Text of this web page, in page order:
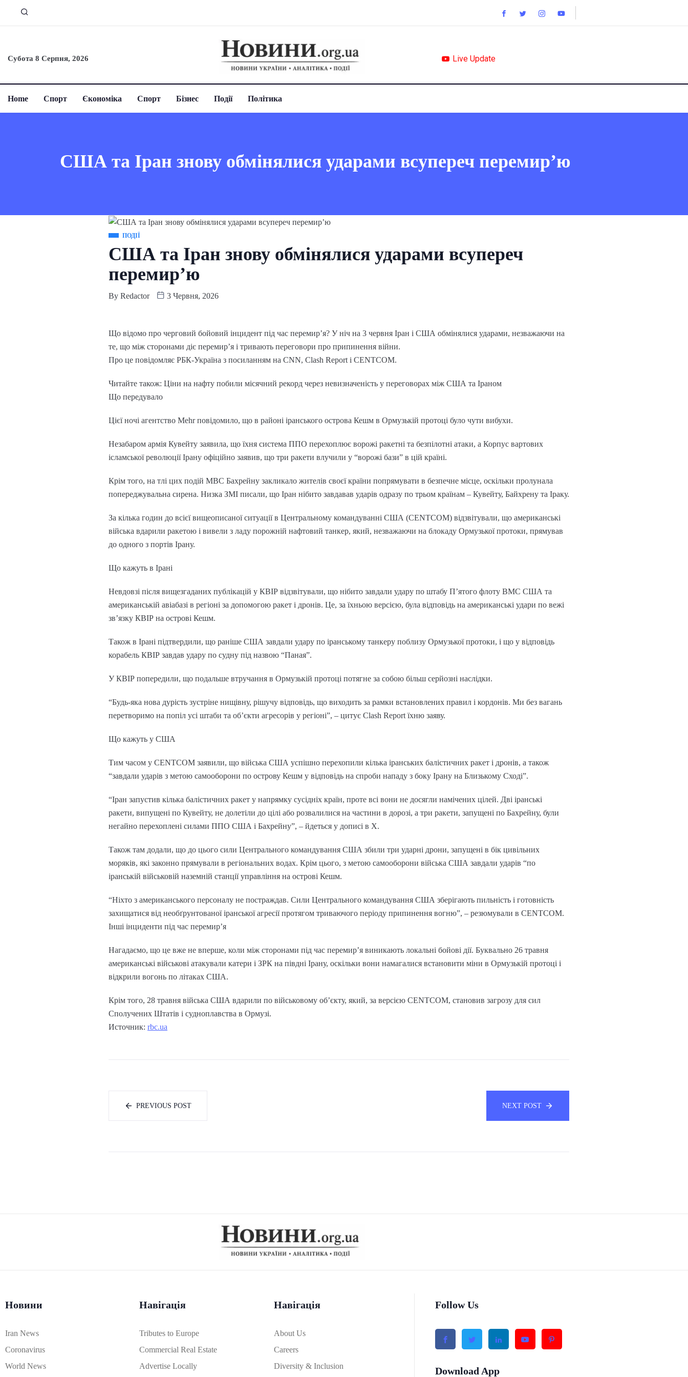
Субота 8 Серпня, 2026 Live Update
Home Спорт Єкономіка Спорт Бізнес Події Політика
США та Іран знову обмінялися ударами всупереч перемир’ю
ПОДІЇ
США та Іран знову обмінялися ударами всупереч
перемир’ю
By Redactor 3 Червня, 2026
Що відомо про черговий бойовий інцидент під час перемир’я? У ніч на 3 червня Іран і США обмінялися ударами, незважаючи на
те, що між сторонами діє перемир’я і тривають переговори про припинення війни.
Про це повідомляє РБК-Україна з посиланням на CNN, Clash Report і CENTCOM.
Читайте також: Ціни на нафту побили місячний рекорд через невизначеність у переговорах між США та Іраном
Що передувало
Цієї ночі агентство Mehr повідомило, що в районі іранського острова Кешм в Ормузькій протоці було чути вибухи.
Незабаром армія Кувейту заявила, що їхня система ППО перехоплює ворожі ракетні та безпілотні атаки, а Корпус вартових
ісламської революції Ірану офіційно заявив, що три ракети влучили у “ворожі бази” в цій країні.
Крім того, на тлі цих подій МВС Бахрейну закликало жителів своєї країни попрямувати в безпечне місце, оскільки пролунала
попереджувальна сирена. Низка ЗМІ писали, що Іран нібито завдавав ударів одразу по трьом країнам – Кувейту, Байхрену та Іраку.
За кілька годин до всієї вищеописаної ситуації в Центральному командуванні США (CENTCOM) відзвітували, що американські
війська вдарили ракетою і вивели з ладу порожній нафтовий танкер, який, незважаючи на блокаду Ормузької протоки, прямував
до одного з портів Ірану.
Що кажуть в Ірані
Невдовзі після вищезгаданих публікацій у КВІР відзвітували, що нібито завдали удару по штабу П’ятого флоту ВМС США та
американській авіабазі в регіоні за допомогою ракет і дронів. Це, за їхньою версією, була відповідь на американські удари по вежі
зв’язку КВІР на острові Кешм.
Також в Ірані підтвердили, що раніше США завдали удару по іранському танкеру поблизу Ормузької протоки, і що у відповідь
корабель КВІР завдав удару по судну під назвою “Паная”.
У КВІР попередили, що подальше втручання в Ормузькій протоці потягне за собою більш серйозні наслідки.
“Будь-яка нова дурість зустріне нищівну, рішучу відповідь, що виходить за рамки встановлених правил і кордонів. Ми без вагань
перетворимо на попіл усі штаби та об’єкти агресорів у регіоні”, – цитує Clash Report їхню заяву.
Що кажуть у США
Тим часом у CENTCOM заявили, що війська США успішно перехопили кілька іранських балістичних ракет і дронів, а також
“завдали ударів з метою самооборони по острову Кешм у відповідь на спроби нападу з боку Ірану на Близькому Сході”.
“Іран запустив кілька балістичних ракет у напрямку сусідніх країн, проте всі вони не досягли намічених цілей. Дві іранські
ракети, випущені по Кувейту, не долетіли до цілі або розвалилися на частини в дорозі, а три ракети, запущені по Бахрейну, були
негайно перехоплені силами ППО США і Бахрейну”, – йдеться у дописі в Х.
Також там додали, що до цього сили Центрального командування США збили три ударні дрони, запущені в бік цивільних
моряків, які законно прямували в регіональних водах. Крім цього, з метою самооборони війська США завдали ударів “по
іранській військовій наземній станції управління на острові Кешм.
“Ніхто з американського персоналу не постраждав. Сили Центрального командування США зберігають пильність і готовність
захищатися від необґрунтованої іранської агресії протягом триваючого періоду припинення вогню”, – резюмували в CENTCOM.
Інші інциденти під час перемир’я
Нагадаємо, що це вже не вперше, коли між сторонами під час перемир’я виникають локальні бойові дії. Буквально 26 травня
американські військові атакували катери і ЗРК на півдні Ірану, оскільки вони намагалися встановити міни в Ормузькій протоці і
відкрили вогонь по літаках США.
Крім того, 28 травня війська США вдарили по військовому об’єкту, який, за версією CENTCOM, становив загрозу для сил
Сполучених Штатів і судноплавства в Ормузі.
Источник: rbc.ua
PREVIOUS POST NEXT POST
Новини
Iran News
Coronavirus
World News
Навігація
Tributes to Europe
Commercial Real Estate
Advertise Locally
Навігація
About Us
Careers
Diversity & Inclusion
Follow Us
Download App